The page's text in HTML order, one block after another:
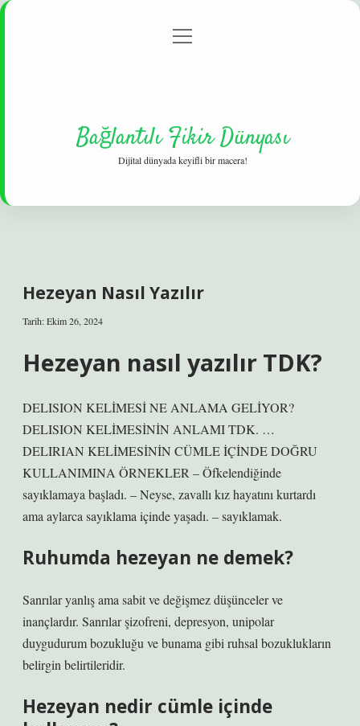
Gizlilik Politikası
menüyü
Bağlantılı Fikir Dünyası
Dijital dünyada keyifli bir macera!
Hezeyan Nasıl Yazılır
Tarih: Ekim 26, 2024
Hezeyan nasıl yazılır TDK?
DELISION KELİMESİ NE ANLAMA GELİYOR?
DELISION KELİMESİNİN ANLAMI TDK. …
DELIRIAN KELİMESİNİN CÜMLE İÇİNDE DOĞRU
KULLANIMINA ÖRNEKLER – Öfkelendiğinde
sayıklamaya başladı. – Neyse, zavallı kız hayatını kurtardı
ama aylarca sayıklama içinde yaşadı. – sayıklamak.
Ruhumda hezeyan ne demek?
Sanrılar yanlış ama sabit ve değişmez düşünceler ve
inançlardır. Sanrılar şizofreni, depresyon, unipolar
duygudurum bozukluğu ve bunama gibi ruhsal bozuklukların
belirgin belirtileridir.
Hezeyan nedir cümle içinde